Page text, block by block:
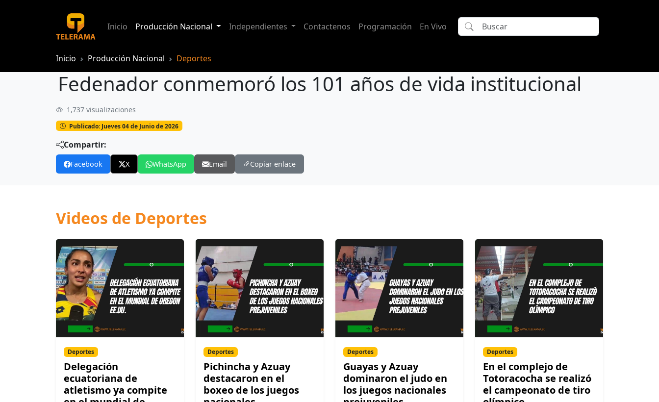
Inicio Producción Nacional Independientes Contactenos Programación En Vivo
Inicio Producción Nacional Deportes
Fedenador conmemoró los 101 años de vida institucional
Fedenador conmemoró los 101 años de vida institucional
1,737 visualizaciones
Publicado: Jueves 04 de Junio de 2026
Compartir:
Facebook X WhatsApp Email Copiar enlace
Videos de Deportes
Deportes
Delegación
ecuatoriana de
atletismo ya compite
Deportes
Pichincha y Azuay
destacaron en el
boxeo de los juegos
Deportes
Guayas y Azuay
dominaron el judo en
los juegos nacionales
Deportes
En el complejo de
Totoracocha se realizó
el campeonato de tiro